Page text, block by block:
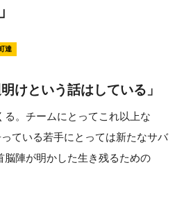
達
けという話はしている」
。チームにとってこれ以上な
ている若手にとっては新たなサバ
脳陣が明かした生き残るための